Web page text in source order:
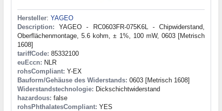
Hersteller: YAGEO
Description: YAGEO - RC0603FR-075K6L - Chipwiderstand,
Oberflächenmontage, 5.6 kohm, ± 1%, 100 mW, 0603 [Metrisch
1608]
tariffCode: 85332100
euEccn: NLR
rohsCompliant: Y-EX
Bauform/Gehäuse des Widerstands: 0603 [Metrisch 1608]
Widerstandstechnologie: Dickschichtwiderstand
hazardous: false
rohsPhthalatesCompliant: YES